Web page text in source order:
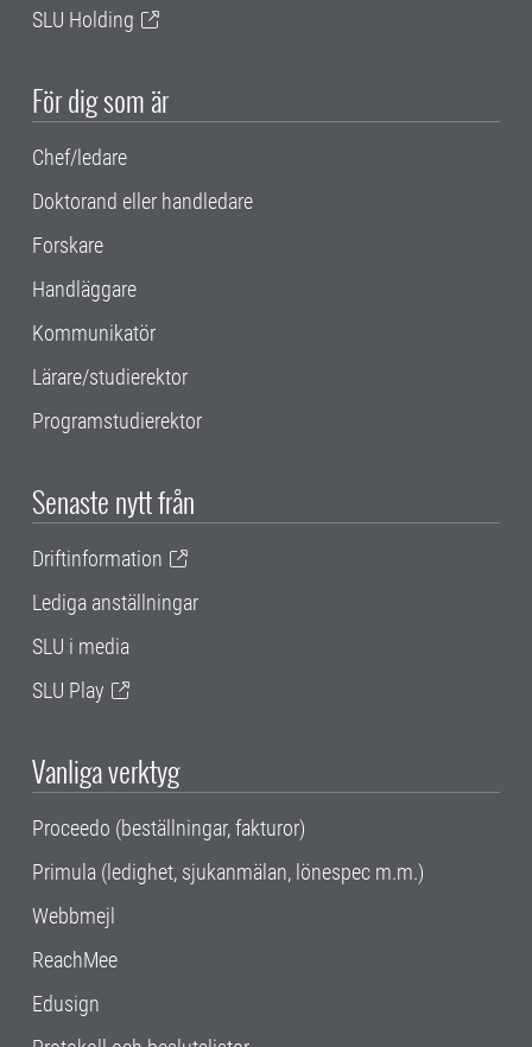
SLU Holding
För dig som är
Chef/ledare
Doktorand eller handledare
Forskare
Handläggare
Kommunikatör
Lärare/studierektor
Programstudierektor
Senaste nytt från
Driftinformation
Lediga anställningar
SLU i media
SLU Play
Vanliga verktyg
Proceedo (beställningar, fakturor)
Primula (ledighet, sjukanmälan, lönespec m.m.)
Webbmejl
ReachMee
Edusign